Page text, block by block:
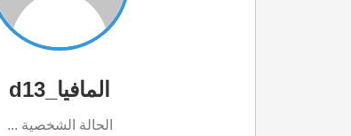
المافيا_d13
الحالة الشخصية ...